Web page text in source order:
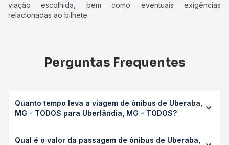
viação escolhida, bem como eventuais exigências
relacionadas ao bilhete.
Perguntas Frequentes
Quanto tempo leva a viagem de ônibus de Uberaba,
MG - TODOS para Uberlândia, MG - TODOS?
Uberlândia, MG - TODOS leva em média 2h 1min, podendo
Qual é o valor da passagem de ônibus de Uberaba,